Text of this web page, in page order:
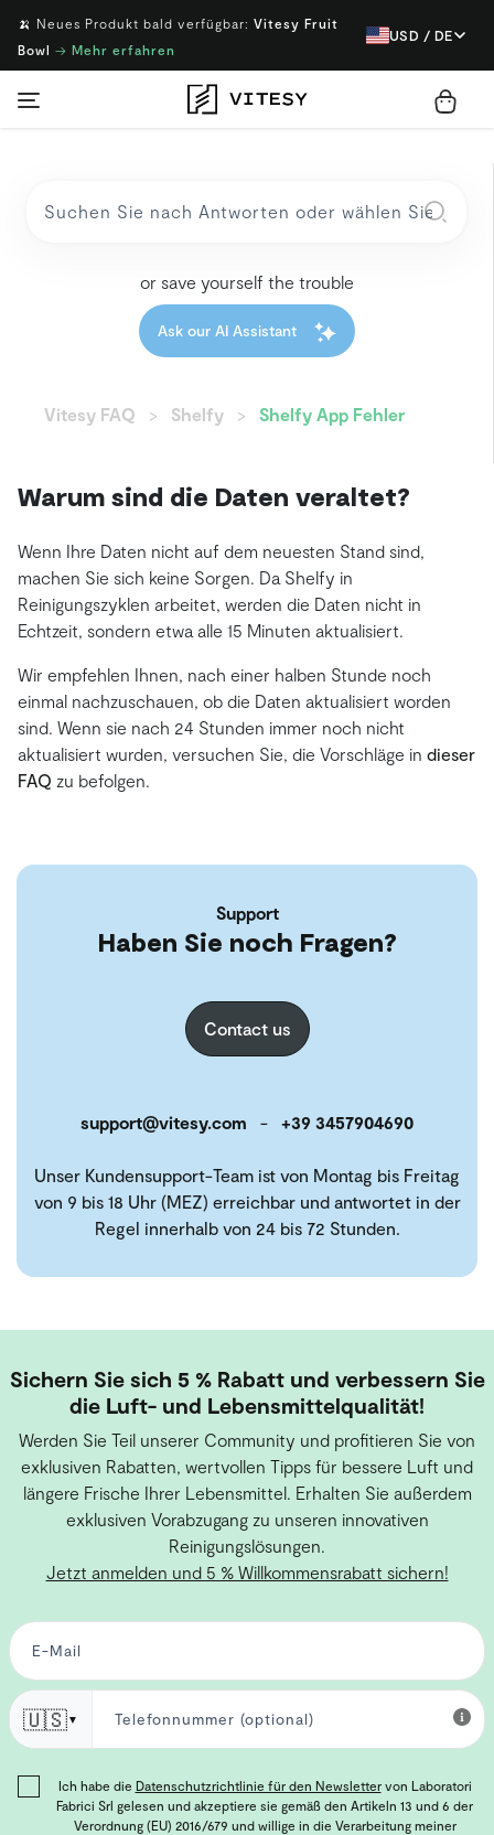
🍌 Neues Produkt bald verfügbar: Vitesy Fruit
Bowl → Mehr erfahren
USD / DE
or save yourself the trouble
Ask our AI Assistant
Vitesy FAQ Shelfy Shelfy App Fehler
Warum sind die Daten veraltet?
Wenn Ihre Daten nicht auf dem neuesten Stand sind,
machen Sie sich keine Sorgen. Da Shelfy in
Reinigungszyklen arbeitet, werden die Daten nicht in
Echtzeit, sondern etwa alle 15 Minuten aktualisiert.
Wir empfehlen Ihnen, nach einer halben Stunde noch
einmal nachzuschauen, ob die Daten aktualisiert worden
sind. Wenn sie nach 24 Stunden immer noch nicht
aktualisiert wurden, versuchen Sie, die Vorschläge in dieser
FAQ zu befolgen.
Support
Haben Sie noch Fragen?
Contact us
support@vitesy.com - +39 3457904690
Unser Kundensupport-Team ist von Montag bis Freitag
von 9 bis 18 Uhr (MEZ) erreichbar und antwortet in der
Regel innerhalb von 24 bis 72 Stunden.
Sichern Sie sich 5 % Rabatt und verbessern Sie
die Luft- und Lebensmittelqualität!
Werden Sie Teil unserer Community und profitieren Sie von
exklusiven Rabatten, wertvollen Tipps für bessere Luft und
längere Frische Ihrer Lebensmittel. Erhalten Sie außerdem
exklusiven Vorabzugang zu unseren innovativen
Reinigungslösungen.
Jetzt anmelden und 5 % Willkommensrabatt sichern!
🇺🇸▼
Ich habe die Datenschutzrichtlinie für den Newslettervon Laboratori
Fabrici Srl gelesen und akzeptiere sie gemäß den Artikeln 13 und 6 der
Verordnung (EU) 2016/679 und willige in die Verarbeitung meiner